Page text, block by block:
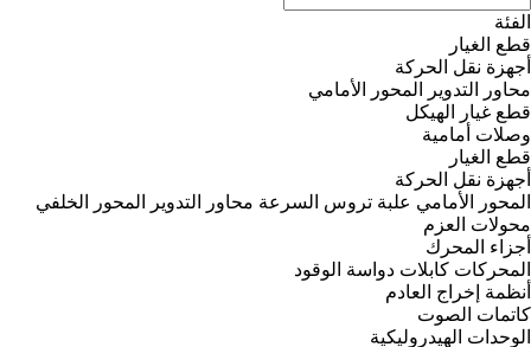
الفئة
قطع الغيار
أجهزة نقل الحركة
محاور التدوير
المحور الأمامي
قطع غيار الهيكل
وصلات أمامية
قطع الغيار
أجهزة نقل الحركة
المحور الأمامي علبة تروس السرعة محاور التدوير
المحور الخلفي
محولات العزم
أجزاء المحرك
المحركات كابلات دواسة الوقود
أنظمة إخراج العادم
كاتمات الصوت
الوحدات الهيدروليكية